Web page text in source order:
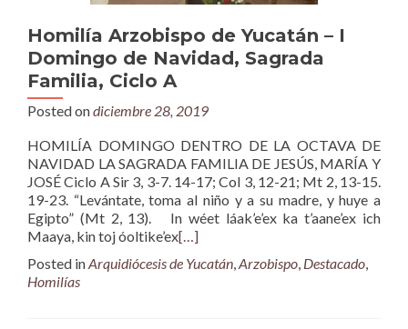
Homilía Arzobispo de Yucatán – I
Domingo de Navidad, Sagrada
Familia, Ciclo A
Posted ondiciembre 28, 2019
HOMILÍA DOMINGO DENTRO DE LA OCTAVA DE
NAVIDAD LA SAGRADA FAMILIA DE JESÚS, MARÍA Y
JOSÉ Ciclo A Sir 3, 3-7. 14-17; Col 3, 12-21; Mt 2, 13-15.
19-23. “Levántate, toma al niño y a su madre, y huye a
Egipto” (Mt 2, 13). In wéet láak’e’ex ka t’aane’ex ich
Maaya, kin toj óoltike’ex[…]
Posted inArquidiócesis de Yucatán,Arzobispo, Destacado,
Homilías